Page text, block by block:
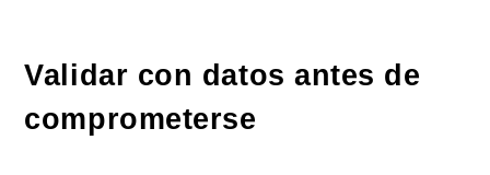
Validar con datos antes de
comprometerse